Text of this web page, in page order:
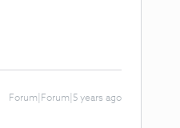
Forum|Forum|5 years ago